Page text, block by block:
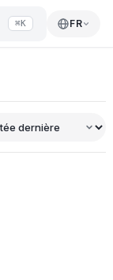
⌘K FR